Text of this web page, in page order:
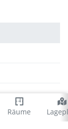
Räume